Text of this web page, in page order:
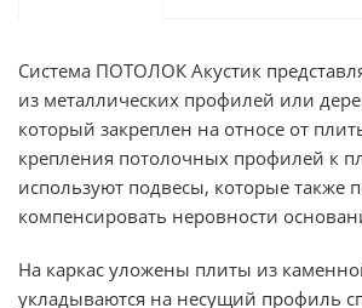
Система ПОТОЛОК Акустик
из металлических профилей или
который закреплен на относе от
крепления потолочных профилей к
используют подвесы, которые также
компенсировать неровности
На каркас уложены плиты из
укладываются на несущий профиль